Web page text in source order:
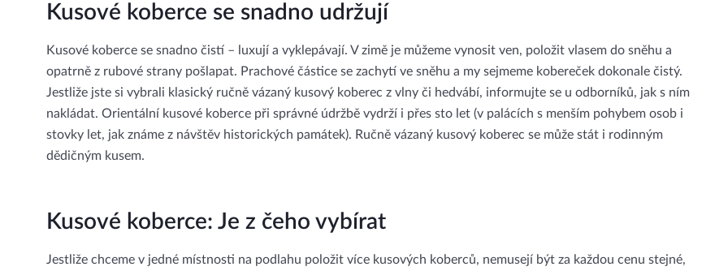
Kusové koberce se snadno udržují
Kusové koberce se snadno čistí – luxují a vyklepávají. V zimě je můžeme vynosit ven, položit vlasem do sněhu a
opatrně z rubové strany pošlapat. Prachové částice se zachytí ve sněhu a my sejmeme kobereček dokonale čistý.
Jestliže jste si vybrali klasický ručně vázaný kusový koberec z vlny či hedvábí, informujte se u odborníků, jak s ním
nakládat. Orientální kusové koberce při správné údržbě vydrží i přes sto let (v palácích s menším pohybem osob i
stovky let, jak známe z návštěv historických památek). Ručně vázaný kusový koberec se může stát i rodinným
dědičným kusem.
Kusové koberce: Je z čeho vybírat
Jestliže chceme v jedné místnosti na podlahu položit více kusových koberců, nemusejí být za každou cenu stejné,